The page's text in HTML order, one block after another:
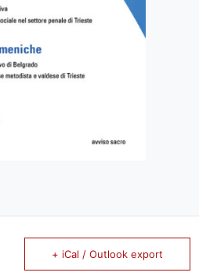
+ iCal / Outlook export